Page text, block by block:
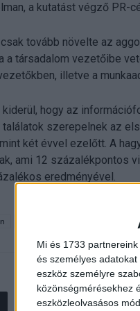
Mi és 1733
és személyes
eszköz személyre
közönségmérésekhez
eszközleolvasásos
a kutatást végző PR-
tovább növelte az
a társadalom vezetőibe
illetve a
hogy az
szerepelnek az
két évvel ezelőtt. A
ami 12 százalékpontos
eredményével.
Trust